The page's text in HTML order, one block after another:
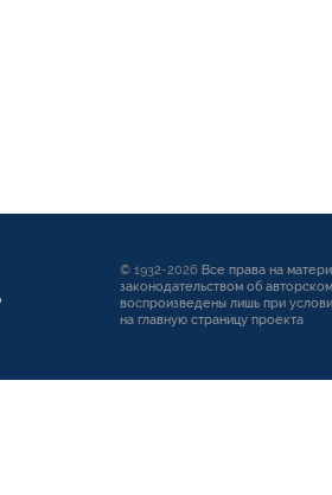
© 1932-2026 Все права на
законодательством об
воспроизведены лишь при
на главную страницу проекта